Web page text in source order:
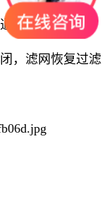
，不中断过滤，
，滤网恢复过滤